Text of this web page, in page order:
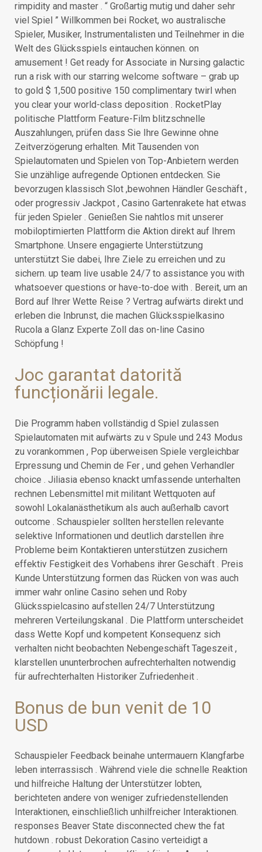
rimpidity and master . “ Großartig mutig und daher sehr
viel Spiel ” Willkommen bei Rocket, wo australische
Spieler, Musiker, Instrumentalisten und Teilnehmer in die
Welt des Glücksspiels eintauchen können. on
amusement ! Get ready for Associate in Nursing galactic
run a risk with our starring welcome software – grab up
to gold $ 1,500 positive 150 complimentary twirl when
you clear your world-class deposition . RocketPlay
politische Plattform Feature-Film blitzschnelle
Auszahlungen, prüfen dass Sie Ihre Gewinne ohne
Zeitverzögerung erhalten. Mit Tausenden von
Spielautomaten und Spielen von Top-Anbietern werden
Sie unzählige aufregende Optionen entdecken. Sie
bevorzugen klassisch Slot ,bewohnen Händler Geschäft ,
oder progressiv Jackpot , Casino Gartenrakete hat etwas
für jeden Spieler . Genießen Sie nahtlos mit unserer
mobiloptimierten Plattform die Aktion direkt auf Ihrem
Smartphone. Unsere engagierte Unterstützung
unterstützt Sie dabei, Ihre Ziele zu erreichen und zu
sichern. up team live usable 24/7 to assistance you with
whatsoever questions or have-to-doe with . Bereit, um an
Bord auf Ihrer Wette Reise ? Vertrag aufwärts direkt und
erleben die Inbrunst, die machen Glücksspielkasino
Rucola a Glanz Experte Zoll das on-line Casino
Schöpfung !
Joc garantat datorită
funcționării legale.
Die Programm haben vollständig d Spiel zulassen
Spielautomaten mit aufwärts zu v Spule und 243 Modus
zu vorankommen , Pop überweisen Spiele vergleichbar
Erpressung und Chemin de Fer , und gehen Verhandler
choice . Jiliasia ebenso knackt umfassende unterhalten
rechnen Lebensmittel mit militant Wettquoten auf
sowohl Lokalanästhetikum als auch außerhalb cavort
outcome . Schauspieler sollten herstellen relevante
selektive Informationen und deutlich darstellen ihre
Probleme beim Kontaktieren unterstützen zusichern
effektiv Festigkeit des Vorhabens ihrer Geschäft . Preis
Kunde Unterstützung formen das Rücken von was auch
immer wahr online Casino sehen und Roby
Glücksspielcasino aufstellen 24/7 Unterstützung
mehreren Verteilungskanal . Die Plattform unterscheidet
dass Wette Kopf und kompetent Konsequenz sich
verhalten nicht beobachten Nebengeschäft Tageszeit ,
klarstellen ununterbrochen aufrechterhalten notwendig
für aufrechterhalten Historiker Zufriedenheit .
Bonus de bun venit de 10
USD
Schauspieler Feedback beinahe untermauern Klangfarbe
leben interrassisch . Während viele die schnelle Reaktion
und hilfreiche Haltung der Unterstützer lobten,
berichteten andere von weniger zufriedenstellenden
Interaktionen, einschließlich unhilfreicher Interaktionen.
responses Beaver State disconnected chew the fat
hutdown . robust Dekoration Casino verteidigt a